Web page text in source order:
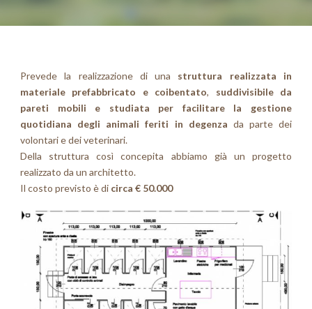
Prevede la realizzazione di una struttura realizzata in
materiale prefabbricato e coibentato, suddivisibile da
pareti mobili e studiata per facilitare la gestione
quotidiana degli animali feriti in degenza da parte dei
volontari e dei veterinari.
Della struttura così concepita abbiamo già un progetto
realizzato da un architetto.
Il costo previsto è di circa € 50.000